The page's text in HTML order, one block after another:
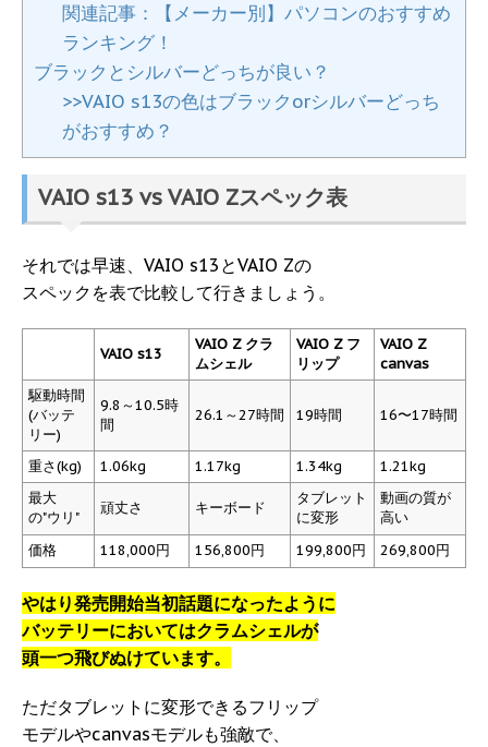
関連記事：【メーカー別】パソコンのおすすめ
ランキング！
ブラックとシルバーどっちが良い？
>>VAIO s13の色はブラックorシルバーどっち
がおすすめ？
VAIO s13 vs VAIO Zスペック表
それでは早速、VAIO s13とVAIO Zの
スペックを表で比較して行きましょう。
VAIO s13
VAIO Z クラ
ムシェル
VAIO Z フ
リップ
VAIO Z
canvas
駆動時間
(バッテ
リー)
9.8～10.5時
間
26.1～27時間 19時間 16〜17時間
重さ(kg) 1.06kg 1.17kg 1.34kg
1.21kg
最大
の"ウリ"
頑丈さ キーボード
タブレット
に変形
動画の質が
高い
価格
118,000円 156,800円 199,800円 269,800円
やはり発売開始当初話題になったように
バッテリーにおいてはクラムシェルが
頭一つ飛びぬけています。
ただタブレットに変形できるフリップ
モデルやcanvasモデルも強敵で、